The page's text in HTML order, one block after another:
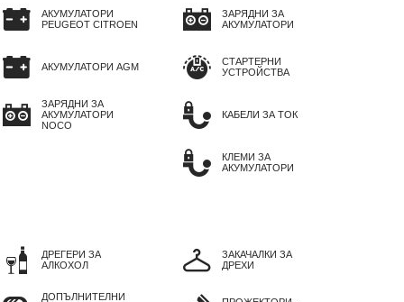
АКУМУЛАТОРИ
PEUGEOT CITROEN
АКУМУЛАТОРИ AGM
ЗАРЯДНИ ЗА
АКУМУЛАТОРИ
NOCO
ЗАРЯДНИ ЗА
АКУМУЛАТОРИ
СТАРТЕРНИ
УСТРОЙСТВА
КАБЕЛИ ЗА ТОК
КЛЕМИ ЗА
АКУМУЛАТОРИ
ДРЕГЕРИ ЗА
АЛКОХОЛ
ДОПЪЛНИТЕЛНИ
ЗАКАЧАЛКИ ЗА
ДРЕХИ